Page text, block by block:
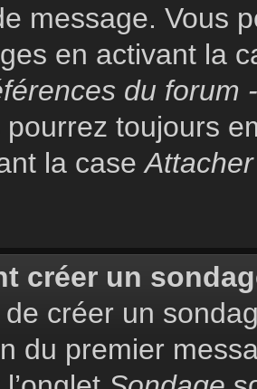
message. Vous
en activant la
du forum
toujours
la case
créer un
créer un
du premier